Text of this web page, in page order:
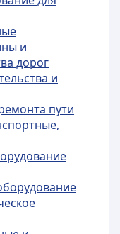
и
дорог
и
пути